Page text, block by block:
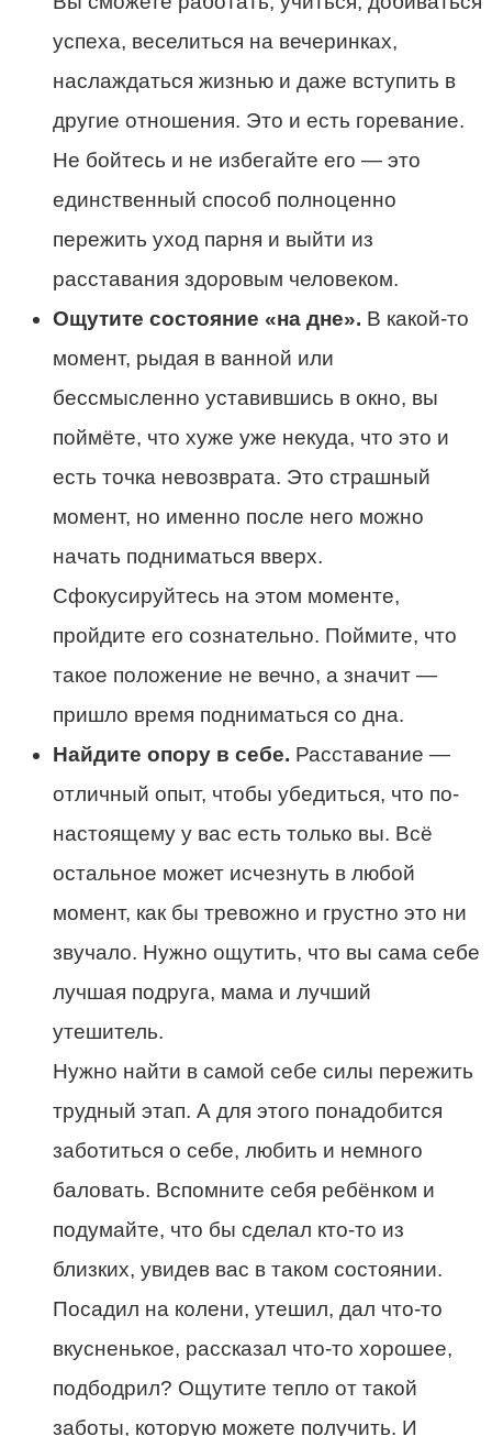
успеха, веселиться на вечеринках,
наслаждаться жизнью и даже вступить в
другие отношения. Это и есть горевание.
Не бойтесь и не избегайте его — это
единственный способ полноценно
пережить уход парня и выйти из
расставания здоровым человеком.
Ощутите состояние «на дне». В какой-то
момент, рыдая в ванной или
бессмысленно уставившись в окно, вы
поймёте, что хуже уже некуда, что это и
есть точка невозврата. Это страшный
момент, но именно после него можно
начать подниматься вверх.
Сфокусируйтесь на этом моменте,
пройдите его сознательно. Поймите, что
такое положение не вечно, а значит —
пришло время подниматься со дна.
Найдите опору в себе. Расставание —
отличный опыт, чтобы убедиться, что по-
настоящему у вас есть только вы. Всё
остальное может исчезнуть в любой
момент, как бы тревожно и грустно это ни
звучало. Нужно ощутить, что вы сама себе
лучшая подруга, мама и лучший
утешитель.
Нужно найти в самой себе силы пережить
трудный этап. А для этого понадобится
заботиться о себе, любить и немного
баловать. Вспомните себя ребёнком и
подумайте, что бы сделал кто-то из
близких, увидев вас в таком состоянии.
Посадил на колени, утешил, дал что-то
вкусненькое, рассказал что-то хорошее,
подбодрил? Ощутите тепло от такой
заботы, которую можете получить. И